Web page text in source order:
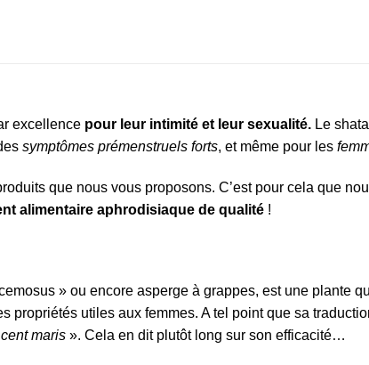
excellence pour leur intimité et leur sexualité. Le
symptômes prémenstruels forts, et même pour les
que nous vous proposons. C’est pour cela que
alimentaire aphrodisiaque de qualité !
» ou encore asperge à grappes, est une plante
propriétés utiles aux femmes. A tel point que sa
maris ». Cela en dit plutôt long sur son efficacité…